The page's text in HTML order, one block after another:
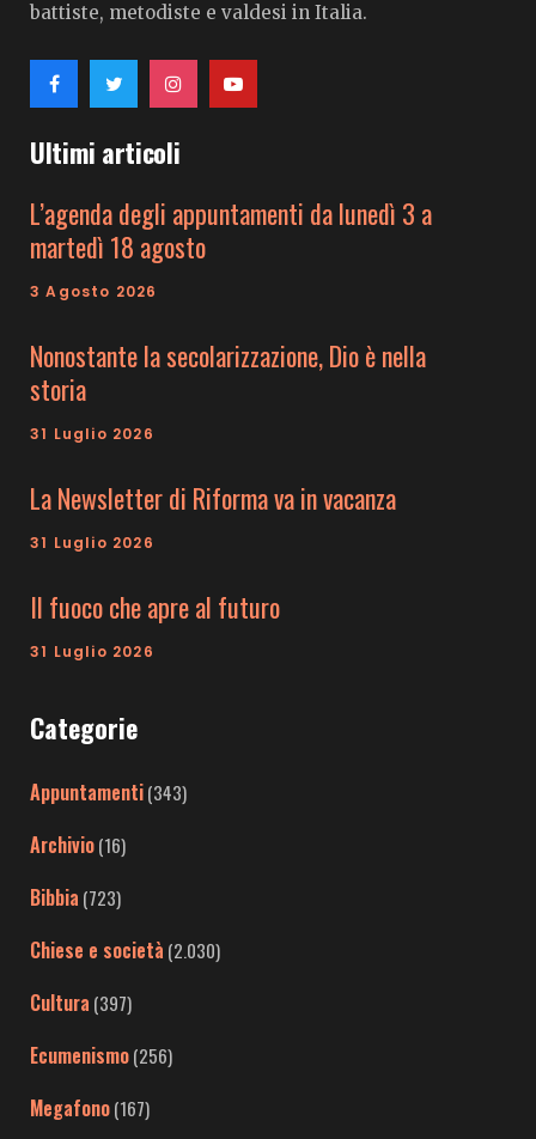
battiste, metodiste e valdesi in Italia.
Ultimi articoli
L’agenda degli appuntamenti da lunedì 3 a
martedì 18 agosto
3 Agosto 2026
Nonostante la secolarizzazione, Dio è nella
storia
31 Luglio 2026
La Newsletter di Riforma va in vacanza
31 Luglio 2026
Il fuoco che apre al futuro
31 Luglio 2026
Categorie
Appuntamenti(343)
Archivio(16)
Bibbia (723)
Chiese e società (2.030)
Cultura (397)
Ecumenismo(256)
Megafono(167)